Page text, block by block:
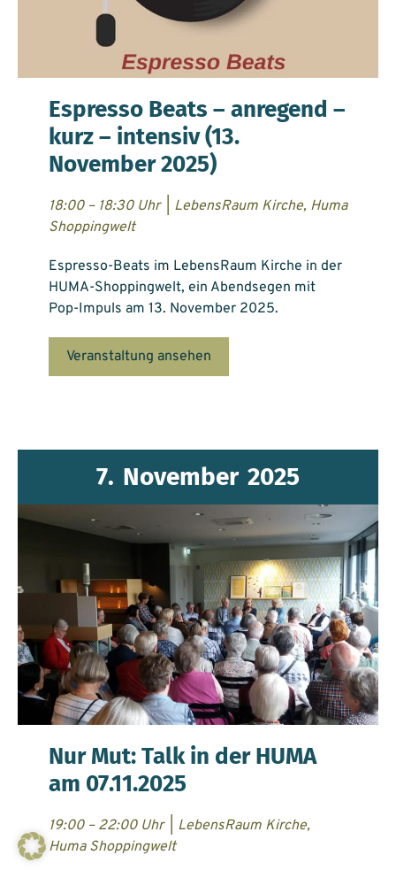
Espresso Beats – anregend –
kurz – intensiv (13.
November 2025)
18:00 – 18:30 Uhr
LebensRaum Kirche, Huma
Shoppingwelt
Espresso-Beats im LebensRaum Kirche in der
HUMA-Shoppingwelt, ein Abendsegen mit
Pop-Impuls am 13. November 2025.
Veranstaltung ansehen
7. November 2025
Nur Mut: Talk in der HUMA
am 07.11.2025
19:00 – 22:00 Uhr
LebensRaum Kirche,
Huma Shoppingwelt